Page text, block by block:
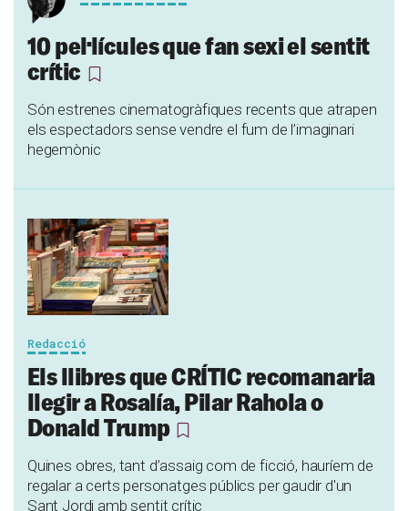
10 pel·lícules que fan sexi el sentit
crític
Són estrenes cinematogràfiques recents que atrapen
els espectadors sense vendre el fum de l’imaginari
hegemònic
Redacció
Els llibres que CRÍTIC recomanaria
llegir a Rosalía, Pilar Rahola o
Donald Trump
Quines obres, tant d’assaig com de ficció, hauríem de
regalar a certs personatges públics per gaudir d'un
Sant Jordi amb sentit crític